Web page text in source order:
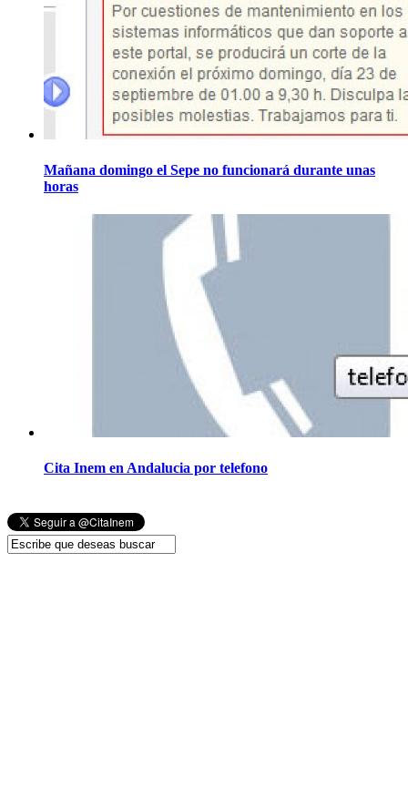
Mañana domingo el Sepe no funcionará durante unas
horas
Cita Inem en Andalucia por telefono